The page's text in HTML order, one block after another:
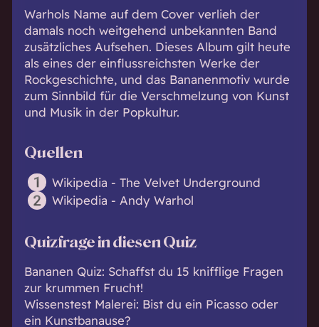
Warhols Name auf dem Cover verlieh der
damals noch weitgehend unbekannten Band
zusätzliches Aufsehen. Dieses Album gilt heute
als eines der einflussreichsten Werke der
Rockgeschichte, und das Bananenmotiv wurde
zum Sinnbild für die Verschmelzung von Kunst
und Musik in der Popkultur.
Quellen
Wikipedia - The Velvet Underground
Wikipedia - Andy Warhol
Quizfrage in diesen Quiz
Bananen Quiz: Schaffst du 15 knifflige Fragen
zur krummen Frucht!
Wissenstest Malerei: Bist du ein Picasso oder
ein Kunstbanause?